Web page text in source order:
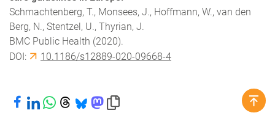
Schmachtenberg, T., Monsees, J., Hoffmann, W., van den
Berg, N., Stentzel, U., Thyrian, J.
BMC Public Health (2020).
DOI:
10.1186/s12889-020-09668-4
Bei Facebook teilen
Bei LinkedIn teilen
Bei WhatsApp teilen
Bei Threads teilen
Bei Bluesky teilen
Bei Mastodon teilen
Link in die Zwischenablage kopieren